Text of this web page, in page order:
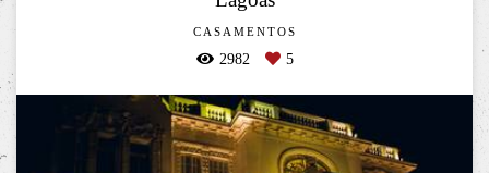
CASAMENTOS
2982 5